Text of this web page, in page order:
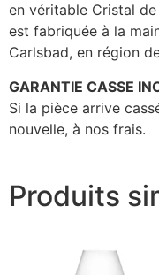
en véritable Cristal
est fabriquée à la
Carlsbad, en région
GARANTIE CASSE
Si la pièce arrive
nouvelle, à nos frais.
Produits